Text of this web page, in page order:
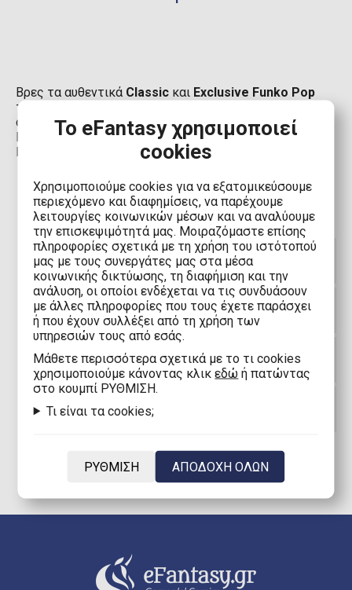
Βρες τα αυθεντικά Classic και Exclusive Funko Pop
της
ολοκληρωμένη συλλογή της Marvel. Σύλλεξε τους
Hawkeye, Taskmaster, Loki, Gambit, Gambit with Cards,
Rogue, Moon Knight. Μπες στο eFantasy.gr
Ποιοι χαρακτήρες της Marvel ανήκουν
στην κατηγορία Marvel Classics;
Ποιο χαρακτήρες έχουν κυκλοφορήσει
στη σειρά Funko POP! Marvel Classic;
Γιατί να συλλέξω φιγούρες Funko POP!
Marvel Classic;
Funko POP! Marvel Classic;
Το eFantasy χρησιμοποιεί
cookies
Χρησιμοποιούμε cookies για να εξατομικεύσουμε
περιεχόμενο και διαφημίσεις, να παρέχουμε
λειτουργίες κοινωνικών μέσων και να αναλύουμε
την επισκεψιμότητά μας. Μοιραζόμαστε επίσης
πληροφορίες σχετικά με τη χρήση του ιστότοπού
μας με τους συνεργάτες μας στα μέσα
κοινωνικής δικτύωσης, τη διαφήμιση και την
ανάλυση, οι οποίοι ενδέχεται να τις συνδυάσουν
με άλλες πληροφορίες που τους έχετε παράσχει
ή που έχουν συλλέξει από τη χρήση των
υπηρεσιών τους από εσάς.
Mάθετε περισσότερα σχετικά με το τι cookies
χρησιμοποιούμε κάνοντας κλικεδώ ή πατώντας
στο κουμπί ΡΥΘΜΙΣΗ.
Τι είναι τα cookies;
ΡΥΘΜΙΣΗ ΑΠΟΔΟΧΗ ΟΛΩΝ